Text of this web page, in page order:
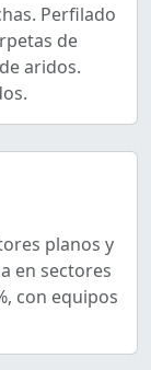
Perfilado
de
aridos.
planos y
en sectores
con equipos